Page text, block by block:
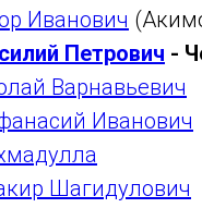
Иванович
Петрович -
Варнавьевич
Иванович
Шагидулович